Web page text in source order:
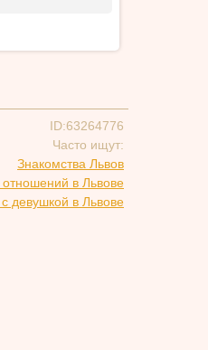
ID:63264776
Часто ищут:
Знакомства Львов
в Львове
девушкой в Львове